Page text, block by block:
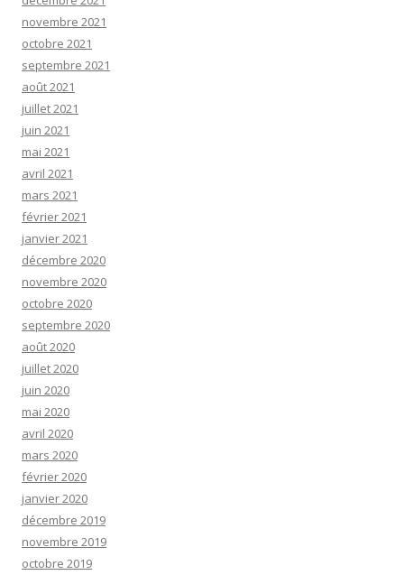
novembre 2021
octobre 2021
septembre 2021
août 2021
juillet 2021
juin 2021
mai 2021
avril 2021
mars 2021
février 2021
janvier 2021
décembre 2020
novembre 2020
octobre 2020
septembre 2020
août 2020
juillet 2020
juin 2020
mai 2020
avril 2020
mars 2020
février 2020
janvier 2020
décembre 2019
novembre 2019
octobre 2019